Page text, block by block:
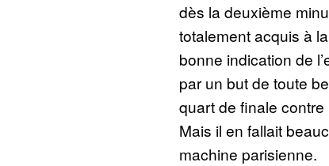
dès la deuxième
totalement acquis à
bonne indication de
par un but de toute
quart de finale
Mais il en fallait
machine parisienne.